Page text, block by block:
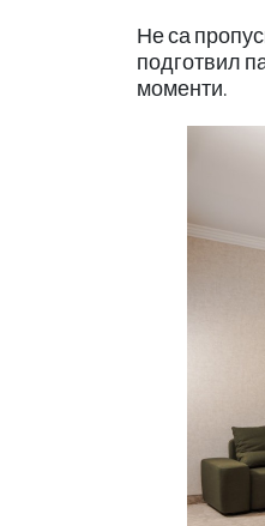
Не са
подготвил
моменти.